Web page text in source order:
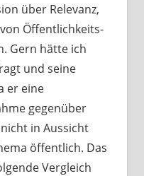
über Relevanz,
Öffentlichkeits-
Gern hätte ich
und seine
er eine
gegenüber
in Aussicht
öffentlich. Das
Vergleich